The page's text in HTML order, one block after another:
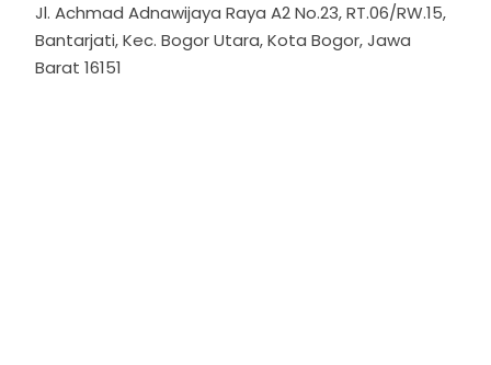
Jl. Achmad Adnawijaya Raya A2 No.23, RT.06/RW.15,
Bantarjati, Kec. Bogor Utara, Kota Bogor, Jawa
Barat 16151